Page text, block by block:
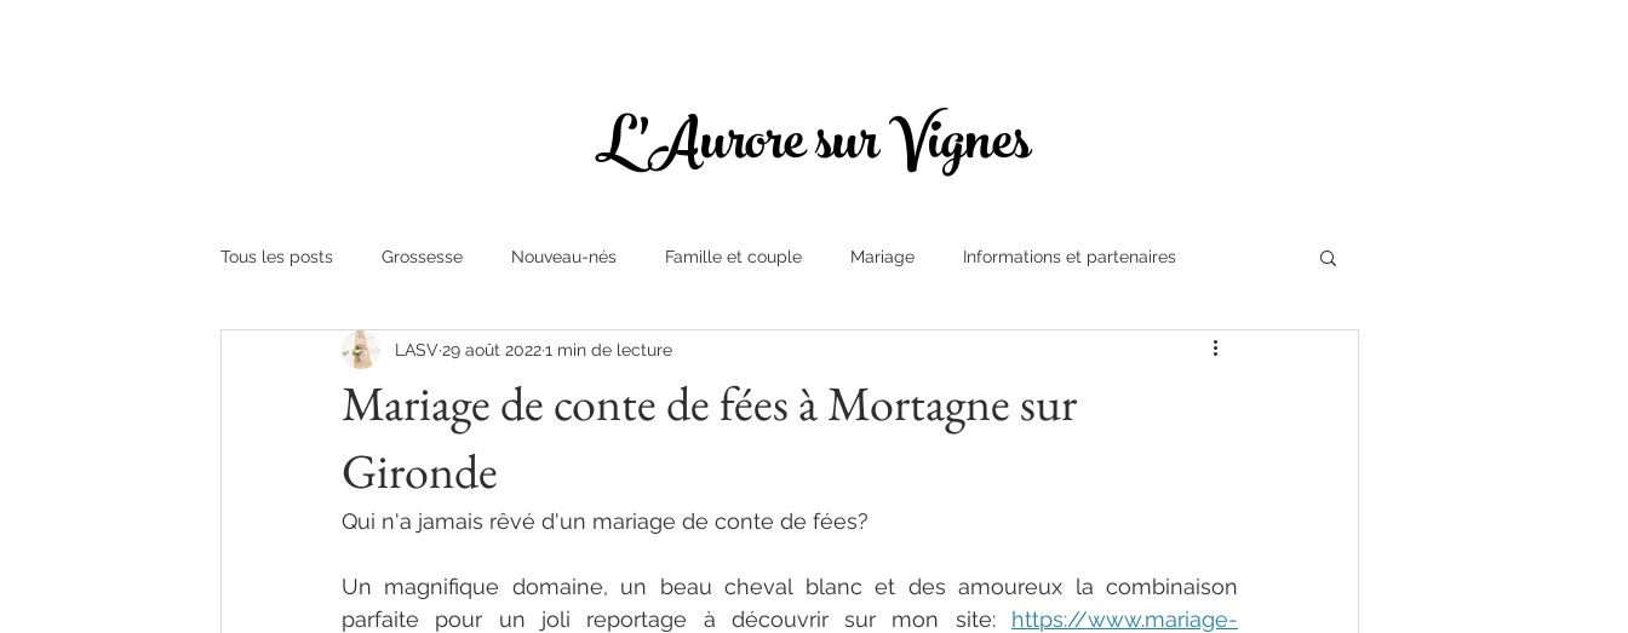
L'Aurore sur Vignes
Tous les posts Grossesse Nouveau-nés Famille et couple Mariage Informations et partenaires
Mariage de conte de fées à Mortagne sur
Gironde
LASV29 août 20221 min de lecture
Qui n'a jamais rêvé d'un mariage de conte de fées?
Un magnifique domaine, un beau cheval blanc et des amoureux la combinaison
parfaite pour un joli reportage à découvrir sur mon site: https://www.mariage-